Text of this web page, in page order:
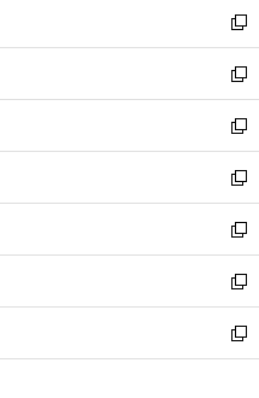
く
ド
ウ
で
開
く
ィ
ン
ド
ウ
で
開
く
い
ウ
ィ
ン
ド
ウ
で
開
く
新
し
い
ウ
ィ
ン
ド
ウ
で
開
く
新
し
い
ウ
ィ
ン
ド
ウ
で
開
く
新
し
い
ウ
ィ
ン
ド
ウ
で
開
新
し
い
ウ
ィ
ン
ド
ウ
新
し
い
ウ
ィ
ン
新
し
い
ウ
新
し